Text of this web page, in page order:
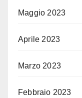
Maggio 2023
Aprile 2023
Marzo 2023
Febbraio 2023